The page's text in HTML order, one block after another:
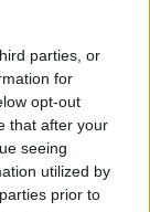
parties, or
for
opt-out
that after your
seeing
utilized by
prior to
buden är
mellan
är klart att
varsel,